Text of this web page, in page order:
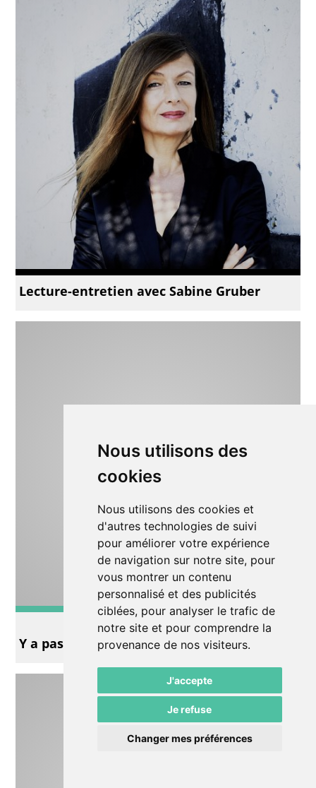
Nous utilisons des
cookies
Nous utilisons des cookies et
d'autres technologies de suivi
pour améliorer votre expérience
de navigation sur notre site, pour
vous montrer un contenu
personnalisé et des publicités
ciblées, pour analyser le trafic de
notre site et pour comprendre la
provenance de nos visiteurs.
J'accepte
Je refuse
Changer mes préférences
Lecture-entretien avec Sabine Gruber
Impro
Y a pas de femme au foyer sans feu